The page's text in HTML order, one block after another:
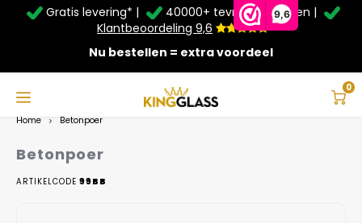
9,6
Service & Contact
Taal
Nederlands
Gratis levering* |
40000+ tevreden klanten |
Klantbeoordeling 9,6
Nu bestellen = extra voordeel
0
Zomer Deals: Tot 20% kortingop schuifwanden en
veranda's +€20extra kassa korting*
Home Betonpoer
Betonpoer
ARTIKELCODE 99BB